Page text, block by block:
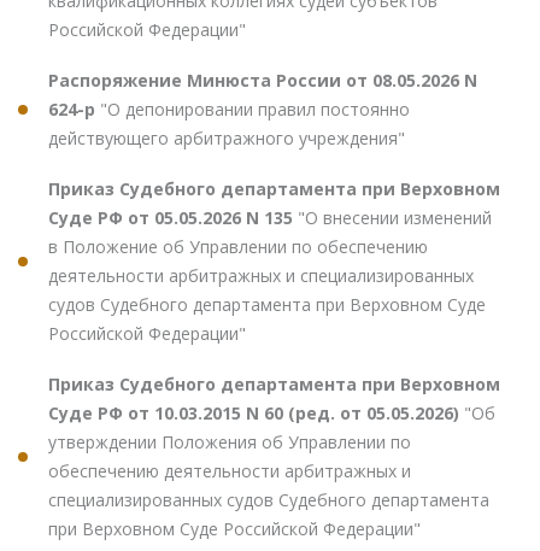
Российской Федерации"
Распоряжение Минюста России от 08.05.2026 N
624-р "О депонировании правил постоянно
действующего арбитражного учреждения"
Приказ Судебного департамента при Верховном
Суде РФ от 05.05.2026 N 135 "О внесении изменений
в Положение об Управлении по обеспечению
деятельности арбитражных и специализированных
судов Судебного департамента при Верховном Суде
Российской Федерации"
Приказ Судебного департамента при Верховном
Суде РФ от 10.03.2015 N 60 (ред. от 05.05.2026) "Об
утверждении Положения об Управлении по
обеспечению деятельности арбитражных и
специализированных судов Судебного департамента
при Верховном Суде Российской Федерации"